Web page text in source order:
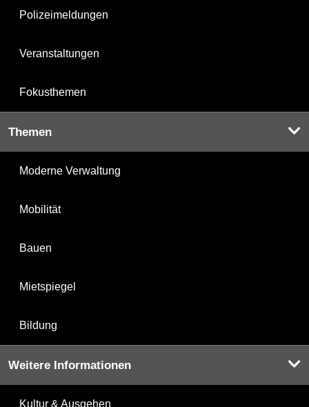
Polizeimeldungen
Veranstaltungen
Fokusthemen
Themen
Moderne Verwaltung
Mobilität
Bauen
Mietspiegel
Bildung
Weitere Informationen
Kultur & Ausgehen